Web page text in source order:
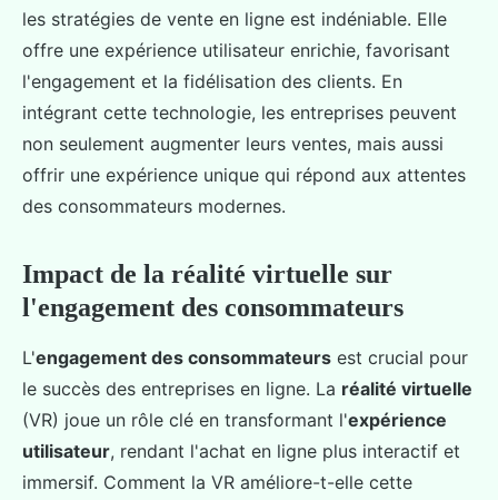
les stratégies de vente en ligne est indéniable. Elle
offre une expérience utilisateur enrichie, favorisant
l'engagement et la fidélisation des clients. En
intégrant cette technologie, les entreprises peuvent
non seulement augmenter leurs ventes, mais aussi
offrir une expérience unique qui répond aux attentes
des consommateurs modernes.
Impact de la réalité virtuelle sur
l'engagement des consommateurs
L'engagement des consommateurs est crucial pour
le succès des entreprises en ligne. La réalité virtuelle
(VR) joue un rôle clé en transformant l'expérience
utilisateur, rendant l'achat en ligne plus interactif et
immersif. Comment la VR améliore-t-elle cette